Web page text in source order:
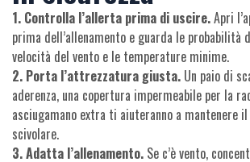
1. Controlla l’allerta prima di uscire.Apri
prima dell’allenamento e guarda le probabilità
velocità del vento e le temperature minime.
2. Porta l’attrezzatura giusta. Un paio di
aderenza, una copertura impermeabile per la
asciugamano extra ti aiuteranno a mantenere
scivolare.
3. Adatta l’allenamento. Se c’è vento,